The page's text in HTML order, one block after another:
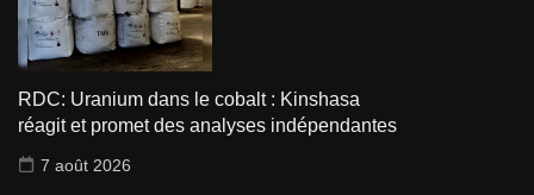
RDC: Uranium dans le cobalt : Kinshasa
réagit et promet des analyses indépendantes
7 août 2026